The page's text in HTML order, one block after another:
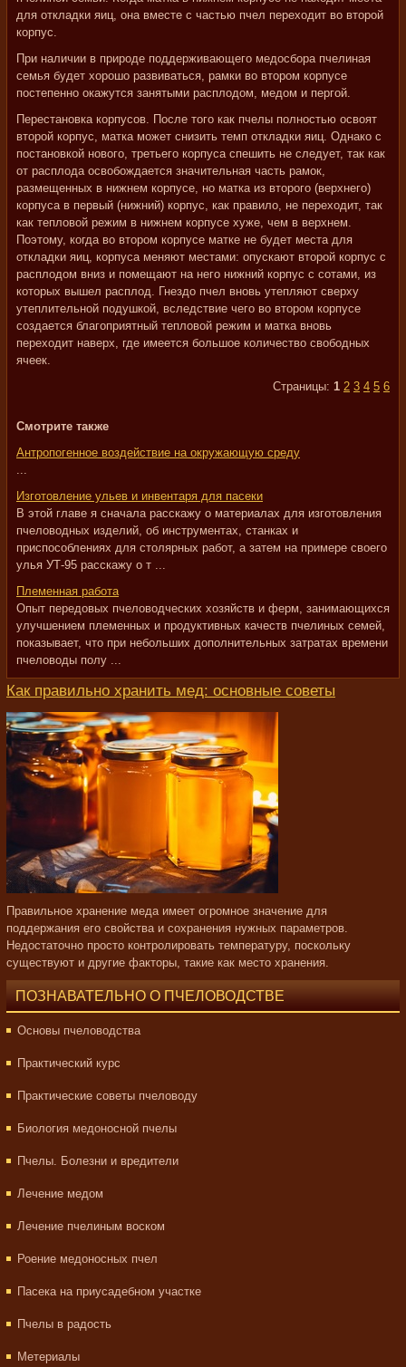
для откладки яиц, она вместе с частью пчел переходит во второй
корпус.
При наличии в природе поддерживающего медосбора пчелиная
семья будет хорошо развиваться, рамки во втором корпусе
постепенно окажутся занятыми расплодом, медом и пергой.
Перестановка корпусов. После того как пчелы полностью освоят
второй корпус, матка может снизить темп откладки яиц. Однако с
постановкой нового, третьего корпуса спешить не следует, так как
от расплода освобождается значительная часть рамок,
размещенных в нижнем корпусе, но матка из второго (верхнего)
корпуса в первый (нижний) корпус, как правило, не переходит, так
как тепловой режим в нижнем корпусе хуже, чем в верхнем.
Поэтому, когда во втором корпусе матке не будет места для
откладки яиц, корпуса меняют местами: опускают второй корпус с
расплодом вниз и помещают на него нижний корпус с сотами, из
которых вышел расплод. Гнездо пчел вновь утепляют сверху
утеплительной подушкой, вследствие чего во втором корпусе
создается благоприятный тепловой режим и матка вновь
переходит наверх, где имеется большое количество свободных
ячеек.
Страницы: 1 2 3 4 5 6
Смотрите также
Антропогенное воздействие на окружающую среду
...
Изготовление ульев и инвентаря для пасеки
В этой главе я сначала расскажу о материалах для изготовления
пчеловодных изделий, об инструментах, станках и
приспособлениях для столярных работ, а затем на примере своего
улья УТ-95 расскажу о т ...
Племенная работа
Опыт передовых пчеловодческих хозяйств и ферм, занимающихся
улучшением племенных и продуктивных качеств пчелиных семей,
показывает, что при небольших дополнительных затратах времени
пчеловоды полу ...
Как правильно хранить мед: основные советы
Правильное хранение меда имеет огромное значение для
поддержания его свойства и сохранения нужных параметров.
Недостаточно просто контролировать температуру, поскольку
существуют и другие факторы, такие как место хранения.
ПОЗНАВАТЕЛЬНО О ПЧЕЛОВОДСТВЕ
Основы пчеловодства
Практический курс
Практические советы пчеловоду
Биология медоносной пчелы
Пчелы. Болезни и вредители
Лечение медом
Лечение пчелиным воском
Роение медоносных пчел
Пасека на приусадебном участке
Пчелы в радость
Метериалы